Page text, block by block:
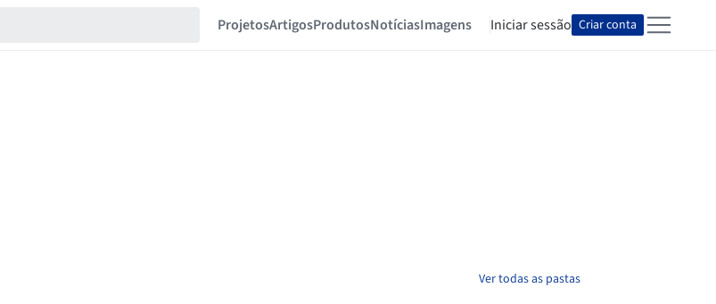
ProjetosArtigosProdutosNotíciasImagens Iniciar sessão Criar conta
Ver todas as pastas